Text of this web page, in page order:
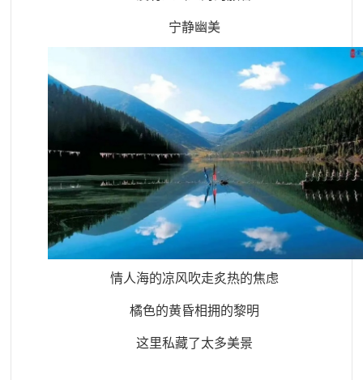
宁静幽美
情人海的凉风吹走炙热的焦虑
橘色的黄昏相拥的黎明
这里私藏了太多美景